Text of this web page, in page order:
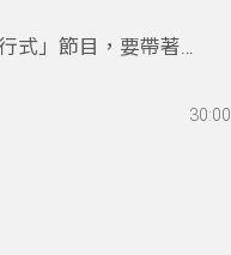
式」節目，要帶著
30:00